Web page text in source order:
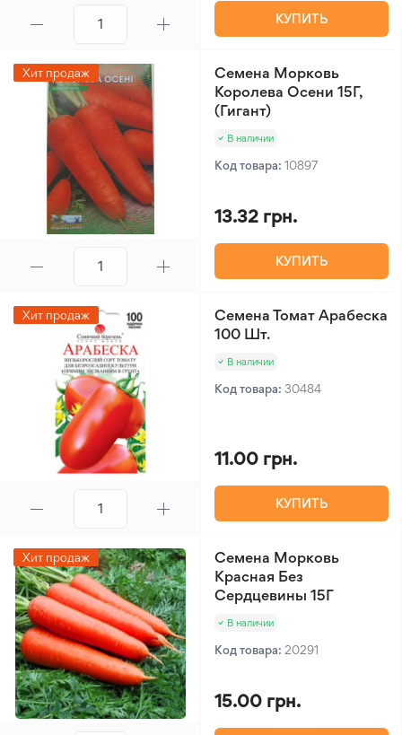
КУПИТЬ
Хит продаж
Семена Морковь
Королева Осени 15Г,
(Гигант)
В наличии
Код товара: 10897
13.32 грн.
КУПИТЬ
Хит продаж
Семена Томат Арабеска
100 Шт.
В наличии
Код товара: 30484
11.00 грн.
КУПИТЬ
Хит продаж
Семена Морковь
Красная Без
Сердцевины 15Г
В наличии
Код товара: 20291
15.00 грн.